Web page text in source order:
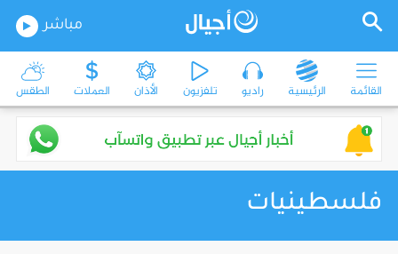
مباشر
القائمة الرئيسية راديو تلفزيون الأذان العملات الطقس
فلسطينيات